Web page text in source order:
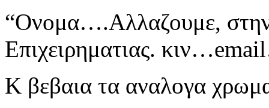
“Ονομα….Αλλαζουμε,
Επιχειρηματιας. κιν…email
Κ βεβαια τα αναλογα